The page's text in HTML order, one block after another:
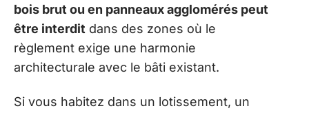
bois brut ou en panneaux agglomérés peut
être interdit dans des zones où le
règlement exige une harmonie
architecturale avec le bâti existant.
Si vous habitez dans un lotissement, un